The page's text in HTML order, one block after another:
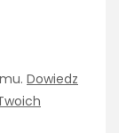
Dowiedz